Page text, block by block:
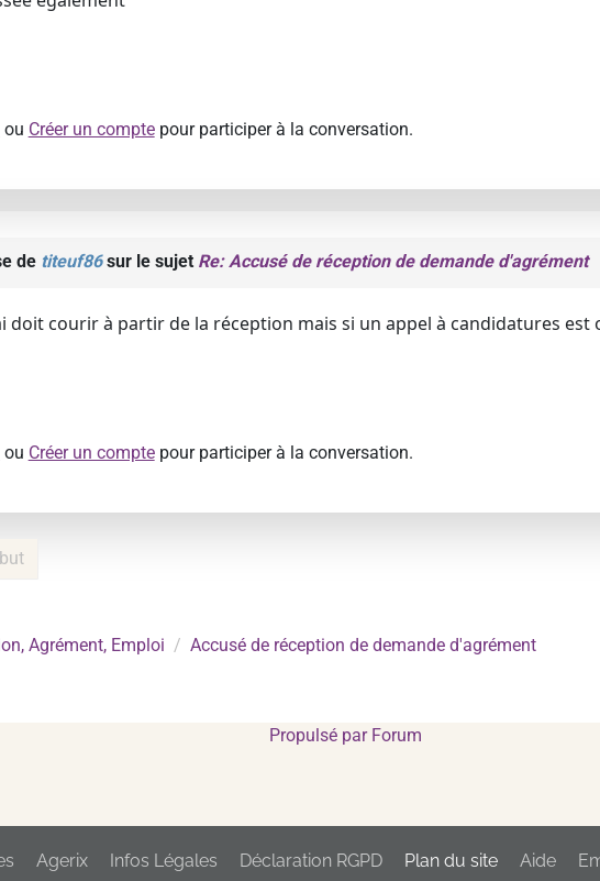
ou Créer un comptepour participer à la conversation.
de titeuf86sur le sujet Re: Accusé de réception de demande d'agrément
doit courir à partir de la réception mais si un appel à candidatures
ou Créer un comptepour participer à la conversation.
Agrément, Emploi Accusé de réception de demande d'agrément
Propulsé par Forum
Agerix Infos Légales Déclaration RGPD Plan du site Aide